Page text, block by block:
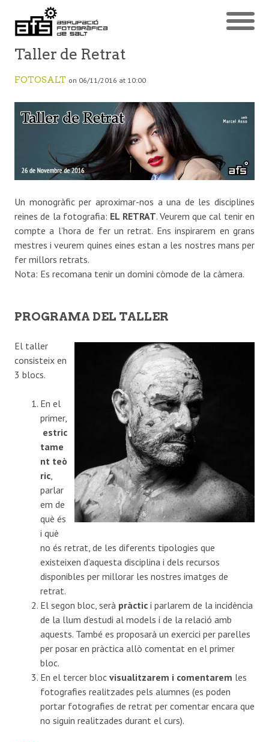
Taller de Retrat
FOTOSALT on 06/11/2016 at 10:00
Un monogràfic per aproximar-nos a una de les disciplines
reines de la fotografia: EL RETRAT. Veurem que cal tenir en
compte a l’hora de fer un retrat. Ens inspirarem en grans
mestres i veurem quines eines estan a les nostres mans per
fer millors retrats.
Nota: Es recomana tenir un domini còmode de la càmera.
PROGRAMA DEL TALLER
El taller
consisteix en
3 blocs.
En el
primer,
estric
tame
nt teò
ric
parlar
em de
què és
i què
no és retrat, de les diferents tipologies que
existeixen d’aquesta disciplina i dels recursos
disponibles per millorar les nostres imatges de
retrat.
El segon bloc, serà pràctic i parlarem de la incidència
de la llum d’estudi al models i de la relació amb
aquests. També es proposarà un exercici per parelles
per posar en pràctica allò comentat en el primer
bloc.
En el tercer bloc visualitzarem i comentarem les
fotografies realitzades pels alumnes (es poden
portar fotografies de retrat per comentar encara que
no siguin realitzades durant el curs).